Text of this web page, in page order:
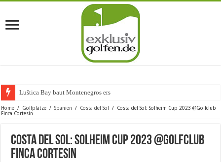
Luštica Bay baut Montenegros erste Golf-C
Home / Golfplätze / Spanien / Costa del Sol /
Costa del Sol: Solheim Cup 2023 @Golfclub
Finca Cortesin
Costa del Sol: Solheim Cup 2023 @Golfclub
Finca Cortesin